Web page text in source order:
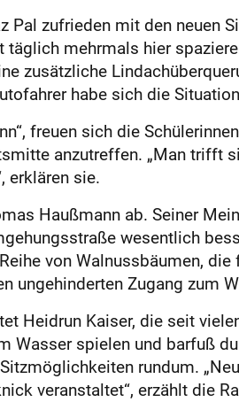
Pal zufrieden mit den neuen
mehrmals hier
zusätzliche
habe sich die
freuen sich die
anzutreffen. „Man trifft
erklären sie.
Haußmann ab. Seiner
wesentlich
von Walnussbäumen,
ungehinderten Zugang zum
Heidrun Kaiser, die seit
Wasser spielen und barfuß
rundum.
veranstaltet“, erzählt die